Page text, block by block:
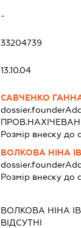
-
33204739
13.10.04
САВЧЕНКО
Розмір внеску до
ВОЛКОВА НІНА
Розмір внеску до
ВОЛКОВА НІНА
ВІДСУТНІ